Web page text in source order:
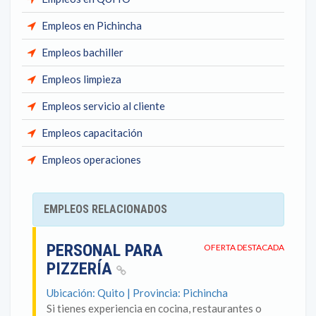
Empleos en Pichincha
Empleos bachiller
Empleos limpieza
Empleos servicio al cliente
Empleos capacitación
Empleos operaciones
EMPLEOS RELACIONADOS
OFERTA DESTACADA
PERSONAL PARA
PIZZERÍA
Ubicación: Quito | Provincia: Pichincha
Si tienes experiencia en cocina, restaurantes o